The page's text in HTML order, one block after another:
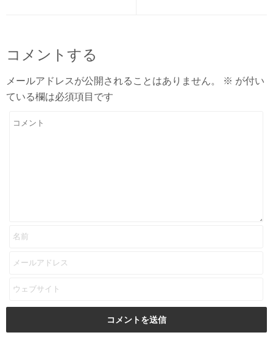
コメントする
メールアドレスが公開されることはありません。 ※ が付い
ている欄は必須項目です